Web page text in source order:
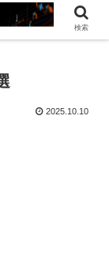
し方
2025.10.10
検索